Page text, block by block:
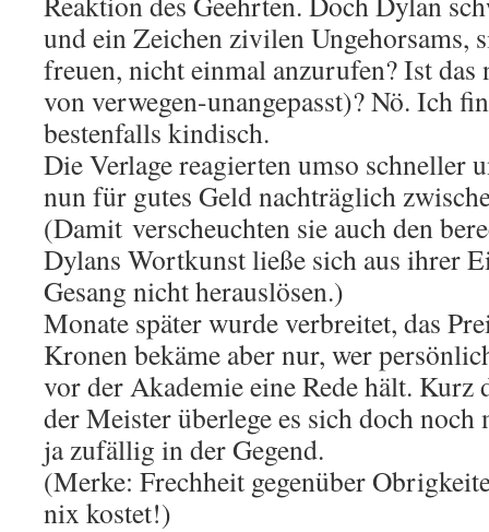
und ein Zeichen zivilen Ungehorsams,
freuen, nicht einmal anzurufen? Ist
von verwegen-unangepasst)? Nö. Ich
bestenfalls kindisch.
Die Verlage reagierten umso schneller
nun für gutes Geld nachträglich
(Damit verscheuchten sie auch den
Dylans Wortkunst ließe sich aus ihrer
Gesang nicht herauslösen.)
Monate später wurde verbreitet, das
Kronen bekäme aber nur, wer
vor der Akademie eine Rede hält. Kurz
der Meister überlege es sich doch noch
ja zufällig in der Gegend.
(Merke: Frechheit gegenüber
nix kostet!)